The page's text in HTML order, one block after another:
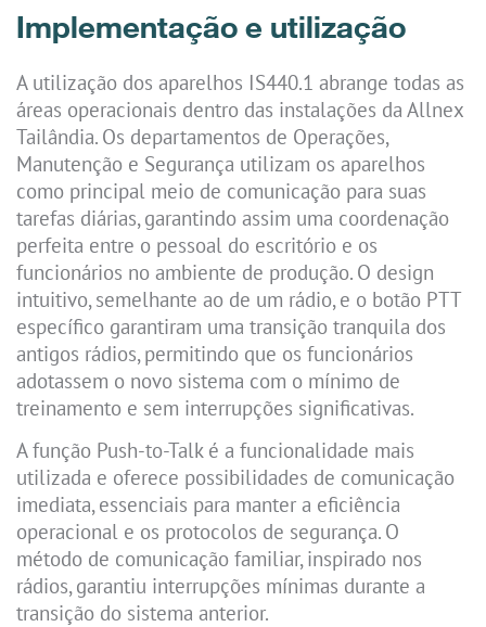
Implementação e utilização
A utilização dos aparelhos IS440.1 abrange todas as
áreas operacionais dentro das instalações da Allnex
Tailândia. Os departamentos de Operações,
Manutenção e Segurança utilizam os aparelhos
como principal meio de comunicação para suas
tarefas diárias, garantindo assim uma coordenação
perfeita entre o pessoal do escritório e os
funcionários no ambiente de produção. O design
intuitivo, semelhante ao de um rádio, e o botão PTT
específico garantiram uma transição tranquila dos
antigos rádios, permitindo que os funcionários
adotassem o novo sistema com o mínimo de
treinamento e sem interrupções significativas.
A função Push-to-Talk é a funcionalidade mais
utilizada e oferece possibilidades de comunicação
imediata, essenciais para manter a eficiência
operacional e os protocolos de segurança. O
método de comunicação familiar, inspirado nos
rádios, garantiu interrupções mínimas durante a
transição do sistema anterior.